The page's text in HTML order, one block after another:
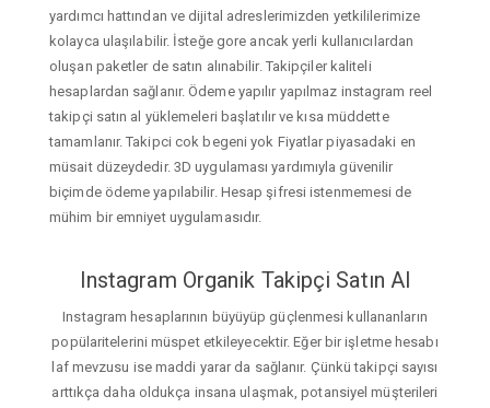
yardımcı hattından ve dijital adreslerimizden yetkililerimize
kolayca ulaşılabilir. İsteğe gore ancak yerli kullanıcılardan
oluşan paketler de satın alınabilir. Takipçiler kaliteli
hesaplardan sağlanır. Ödeme yapılır yapılmaz instagram reel
takipçi satın al yüklemeleri başlatılır ve kısa müddette
tamamlanır. Takipci cok begeni yok Fiyatlar piyasadaki en
müsait düzeydedir. 3D uygulaması yardımıyla güvenilir
biçimde ödeme yapılabilir. Hesap şifresi istenmemesi de
mühim bir emniyet uygulamasıdır.
Instagram Organik Takipçi Satın Al
Instagram hesaplarının büyüyüp güçlenmesi kullananların
popülaritelerini müspet etkileyecektir. Eğer bir işletme hesabı
laf mevzusu ise maddi yarar da sağlanır. Çünkü takipçi sayısı
arttıkça daha oldukça insana ulaşmak, potansiyel müşterileri